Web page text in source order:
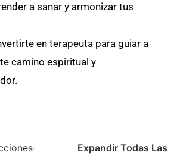
a sanar y armonizar tus
en terapeuta para guiar a
camino espiritual y
Expandir Todas Las